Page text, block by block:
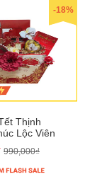
-18%
Thịnh
Lộc Viên
990,000₫